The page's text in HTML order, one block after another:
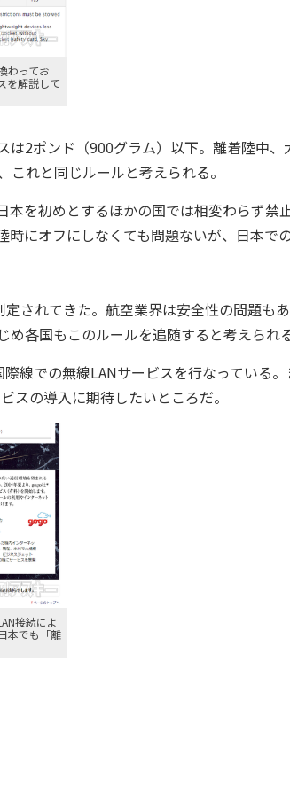
わってお
を解説して
2ポンド（900グラム）以下。離着陸中、
れと同じルールと考えられる。
を初めとするほかの国では相変わらず禁
にオフにしなくても問題ないが、日本で
されてきた。航空業界は安全性の問題もあ
各国もこのルールを追随すると考えられる
線での無線LANサービスを行なっている。
スの導入に期待したいところだ。
接続によ
本でも「離